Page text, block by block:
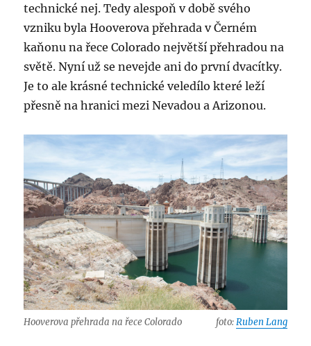
technické nej. Tedy alespoň v době svého
vzniku byla Hooverova přehrada v Černém
kaňonu na řece Colorado největší přehradou na
světě. Nyní už se nevejde ani do první dvacítky.
Je to ale krásné technické veledílo které leží
přesně na hranici mezi Nevadou a Arizonou.
Hooverova přehrada na řece Colorado foto:Ruben Lang